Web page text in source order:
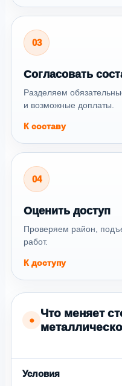
03
Согласовать
Разделяем
и возможные доплаты.
К составу
04
Оценить доступ
Проверяем район,
работ.
К доступу
●
Что меняет
Условия